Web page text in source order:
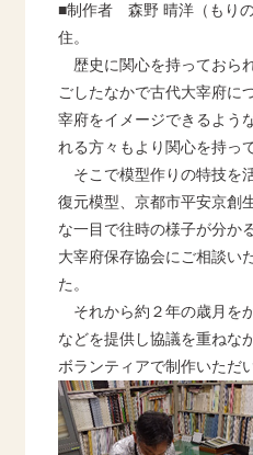
■制作者森野 晴洋（もり
住。
歴史に関心を持っておら
ごしたなかで古代大宰府に
宰府をイメージできるよう
れる方々もより関心を持っ
そこで模型作りの特技を
復元模型、京都市平安京創
な一目で往時の様子が分か
大宰府保存協会にご相談い
た。
それから約２年の歳月を
などを提供し協議を重ねな
ボランティアで制作いただ